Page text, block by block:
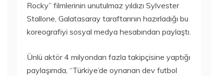
Rocky” filmlerinin unutulmaz yıldızı Sylvester
Stallone, Galatasaray taraftarının hazırladığı bu
koreografiyi sosyal medya hesabından paylaştı.
Ünlü aktör 4 milyondan fazla takipçisine yaptığı
paylaşımda, “Türkiye’de oynanan dev futbol